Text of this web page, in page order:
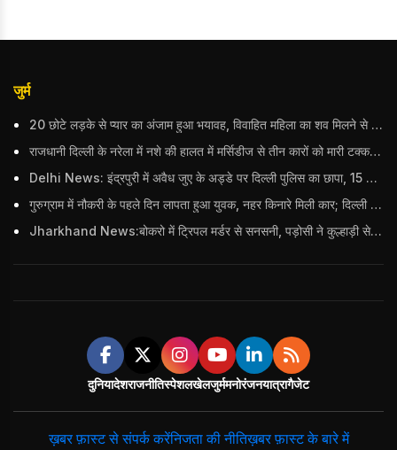
जुर्म
20 छोटे लड़के से प्यार का अंजाम हुआ भयावह, विवाहित महिला का शव मिलने से मचा हड़कंप
राजधानी दिल्ली के नरेला में नशे की हालत में मर्सिडीज से तीन कारों को मारी टक्कर, बुजुर्ग महिला की मौत; हिरासत में आरोपी
Delhi News: इंद्रपुरी में अवैध जुए के अड्डे पर दिल्ली पुलिस का छापा, 15 जुआरियों को पकड़ा; ₹3.61 लाख नकद और अन्य सामान बरामद
गुरुग्राम में नौकरी के पहले दिन लापता हुआ युवक, नहर किनारे मिली कार; दिल्ली पुलिस ने दर्ज की FIR
Jharkhand News:बोकरो में ट्रिपल मर्डर से सनसनी, पड़ोसी ने कुल्हाड़ी से पति-पत्नी और बहु की हत्या की
दुनियादेशराजनीतिस्पेशलखेलजुर्ममनोरंजनयात्रागैजेट
ख़बर फ़ास्ट से संपर्क करेंनिजता की नीतिख़बर फ़ास्ट के बारे में